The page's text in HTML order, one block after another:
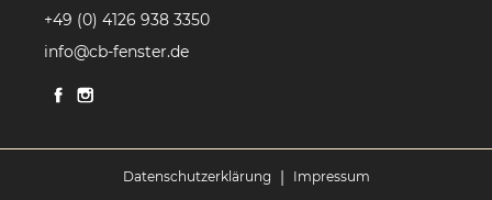
+49 (0) 4126 938 3350
info@cb-fenster.de
Datenschutzerklärung | Impressum